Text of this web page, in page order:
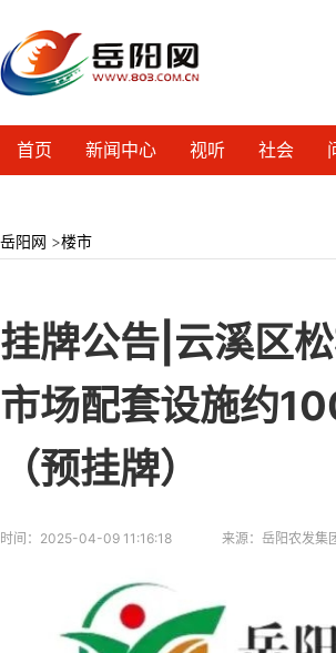
首页 新闻中心 视听 社会
岳阳网 >楼市
挂牌公告|云溪区
市场配套设施约
（预挂牌）
时间： 2025-04-09 11:16:18 来源： 岳阳农发集